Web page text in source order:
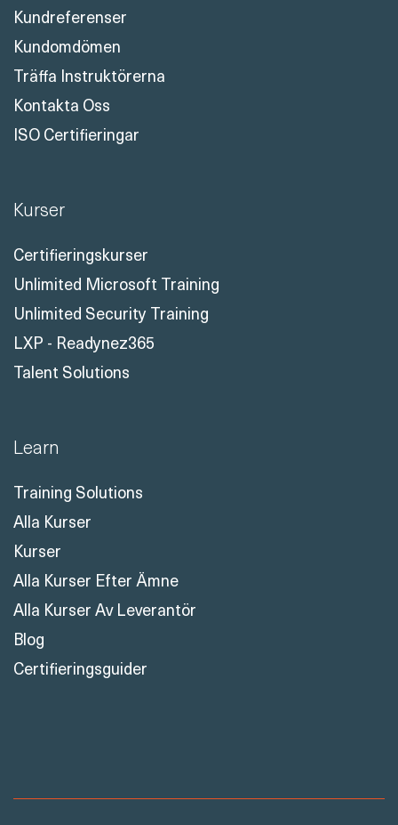
Kundreferenser
Kundomdömen
Träffa Instruktörerna
Kontakta Oss
ISO Certifieringar
Kurser
Certifieringskurser
Unlimited Microsoft Training
Unlimited Security Training
LXP - Readynez365
Talent Solutions
Learn
Training Solutions
Alla Kurser
Kurser
Alla Kurser Efter Ämne
Alla Kurser Av Leverantör
Blog
Certifieringsguider